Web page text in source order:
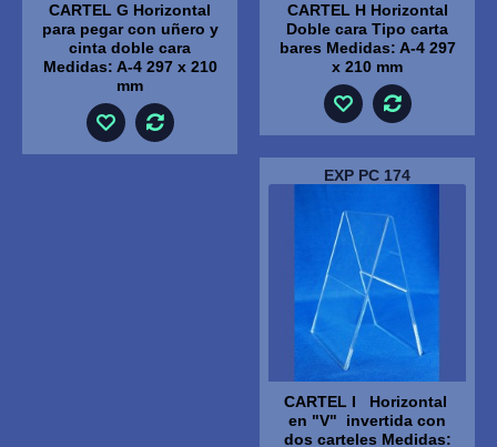
CARTEL G Horizontal
para pegar con uñero y
cinta doble cara
Medidas: A-4 297 x 210
mm
CARTEL H Horizontal
Doble cara Tipo carta
bares Medidas: A-4 297
x 210 mm
EXP PC 174
CARTEL I Horizontal
en "V" invertida con
dos carteles Medidas: